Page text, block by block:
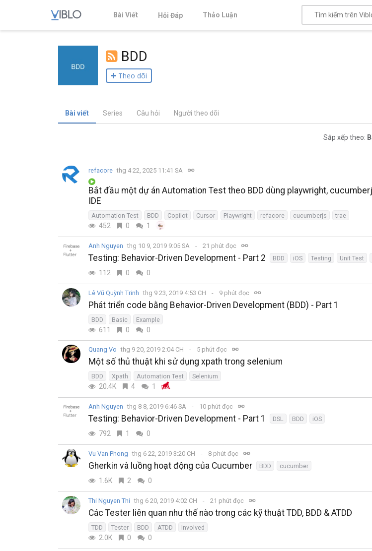
Bài Viết Hỏi Đáp Thảo Luận
BDD
Theo dõi
Bài viết Series Câu hỏi Người theo dõi
Sắp xếp theo:
refacore thg 4 22, 2025 11:41 SA
Bắt đầu một dự án Automation Test theo BDD dùng playwright,
IDE
Automation Test BDD Copilot Cursor Playwright refacore cucumberjs trae
452 0 1
Anh Nguyen thg 10 9, 2019 9:05 SA 21 phút đọc
Testing: Behavior-Driven Development - Part 2 BDD iOS Testing Unit Test
112 0 0
Lê Vũ Quỳnh Trinh thg 9 23, 2019 4:53 CH 9 phút đọc
Phát triển code bằng Behavior-Driven Development (BDD) - Part 1
BDD Basic Example
611 0 0
Quang Vo thg 9 20, 2019 2:04 CH 5 phút đọc
Một số thủ thuật khi sử dụng xpath trong selenium
BDD Xpath Automation Test Selenium
20.4K 4 1
Anh Nguyen thg 8 8, 2019 6:46 SA 10 phút đọc
Testing: Behavior-Driven Development - Part 1 DSL BDD iOS
792 1 0
Vu Van Phong thg 6 22, 2019 3:20 CH 8 phút đọc
Gherkin và luồng hoạt động của Cucumber BDD cucumber
1.6K 2 0
Thi Nguyen Thi thg 6 20, 2019 4:02 CH 21 phút đọc
Các Tester liên quan như thế nào trong các kỹ thuật TDD, BDD & ATDD
TDD Tester BDD ATDD Involved
2.0K 0 0